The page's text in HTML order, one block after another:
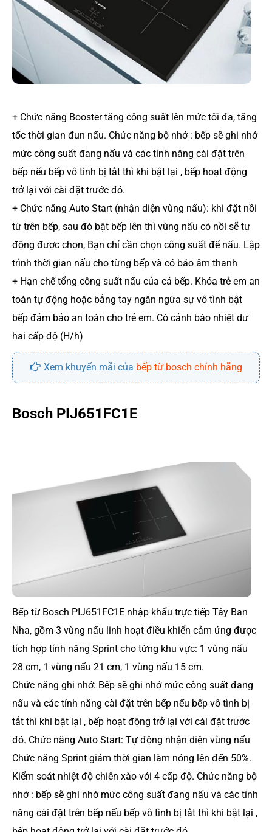
+ Chức năng Booster tăng công suất lên mức tối đa, tăng
tốc thời gian đun nấu. Chức năng bộ nhớ : bếp sẽ ghi nhớ
mức công suất đang nấu và các tính năng cài đặt trên
bếp nếu bếp vô tình bị tắt thì khi bật lại , bếp hoạt động
trở lại với cài đặt trước đó.
+ Chức năng Auto Start (nhận diện vùng nấu): khi đặt nồi
từ trên bếp, sau đó bật bếp lên thì vùng nấu có nồi sẽ tự
động được chọn, Bạn chỉ cần chọn công suất để nấu. Lập
trình thời gian nấu cho từng bếp và có báo âm thanh
+ Hạn chế tổng công suất nấu của cả bếp. Khóa trẻ em an
toàn tự động hoặc bằng tay ngăn ngừa sự vô tình bật
bếp đảm bảo an toàn cho trẻ em. Có cảnh báo nhiệt dư
hai cấp độ (H/h)
Xem khuyến mãi của bếp từ bosch chính hãng
Bosch PIJ651FC1E
Bếp từ Bosch PIJ651FC1E nhập khẩu trực tiếp Tây Ban
Nha, gồm 3 vùng nấu linh hoạt điều khiển cảm ứng được
tích hợp tính năng Sprint cho từng khu vực: 1 vùng nấu
28 cm, 1 vùng nấu 21 cm, 1 vùng nấu 15 cm.
Chức năng ghi nhớ: Bếp sẽ ghi nhớ mức công suất đang
nấu và các tính năng cài đặt trên bếp nếu bếp vô tình bị
tắt thì khi bật lại , bếp hoạt động trở lại với cài đặt trước
đó. Chức năng Auto Start: Tự động nhận diện vùng nấu
Chức năng Sprint giảm thời gian làm nóng lên đến 50%.
Kiểm soát nhiệt độ chiên xào với 4 cấp độ. Chức năng bộ
nhớ : bếp sẽ ghi nhớ mức công suất đang nấu và các tính
năng cài đặt trên bếp nếu bếp vô tình bị tắt thì khi bật lại ,